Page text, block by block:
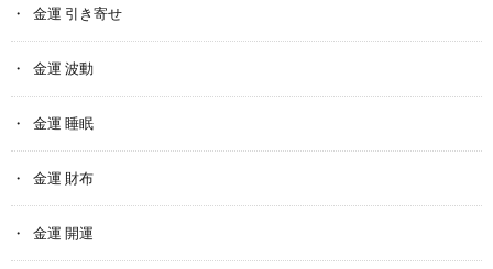
金運 引き寄せ
金運 波動
金運 睡眠
金運 財布
金運 開運